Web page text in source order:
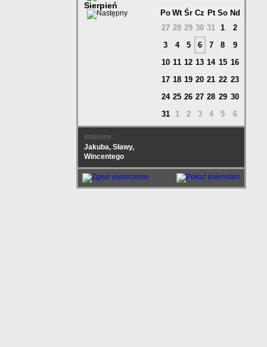
Sierpień
Po Wt Śr Cz Pt So Nd
27 28 29 30 31 1
2
3
4 5 6 7 8
9
10 11 12 13 14 15 16
17 18 19 20 21 22 23
24 25 26 27 28 29 30
31
1 2 3 4 5 6
imieniny:
Jakuba, Sławy,
Wincentego